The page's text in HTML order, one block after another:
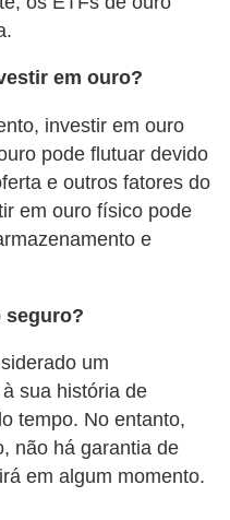
em ouro?
investir em ouro
pode flutuar devido
e outros fatores do
em ouro físico pode
e
seguro?
um
sua história de
tempo. No entanto,
não há garantia de
em algum momento.